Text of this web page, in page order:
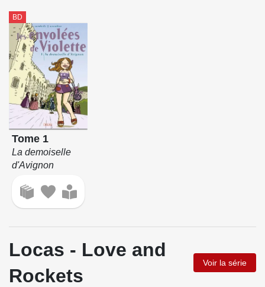
BD
Tome 1
La demoiselle
d'Avignon
Locas - Love and
Rockets
Voir la série